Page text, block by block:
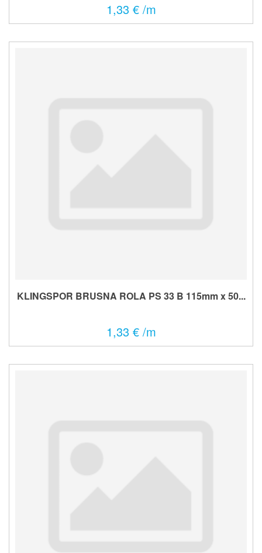
1,33 € /m
KLINGSPOR BRUSNA ROLA PS 33 B 115mm x 50...
1,33 € /m